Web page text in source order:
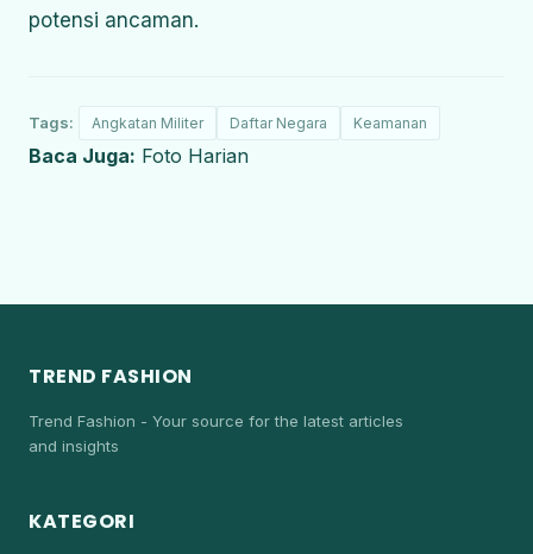
potensi ancaman.
Tags: Angkatan Militer Daftar Negara Keamanan
Baca Juga: Foto Harian
TREND FASHION
Trend Fashion - Your source for the latest articles
and insights
KATEGORI